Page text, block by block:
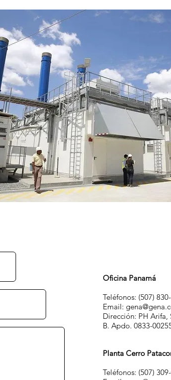
Planta Cerro
Teléfonos: (507)
Oficina Panamá
Teléfonos: (507)
Email:
Dirección: PH Arifa,
B. Apdo. 0833-